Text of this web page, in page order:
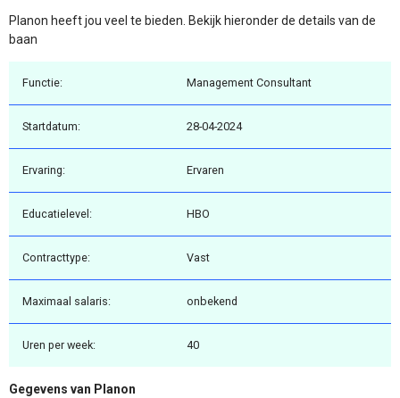
Planon heeft jou veel te bieden. Bekijk hieronder de details van de
baan
Functie: Management Consultant
Startdatum: 28-04-2024
Ervaring: Ervaren
Educatielevel: HBO
Contracttype: Vast
Maximaal salaris: onbekend
Uren per week: 40
Gegevens van Planon